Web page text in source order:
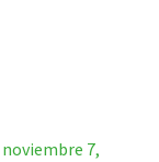
noviembre 7,